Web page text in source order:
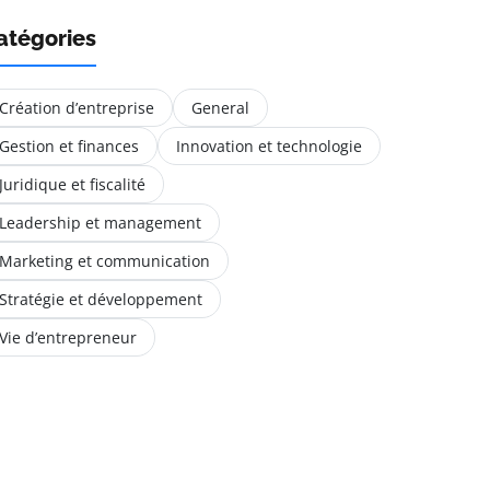
d’entreprise
General
et finances
Innovation et technologie
et fiscalité
et management
et communication
et développement
d’entrepreneur